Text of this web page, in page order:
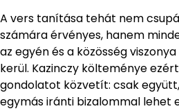
A vers tanítása tehát nem
számára érvényes, hanem
az egyén és a közösség
kerül. Kazinczy költeménye
gondolatot közvetít: csak
egymás iránti bizalommal lehet